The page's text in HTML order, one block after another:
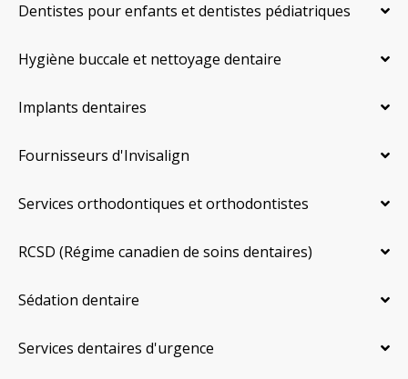
Dentistes pour enfants et dentistes pédiatriques
Hygiène buccale et nettoyage dentaire
Implants dentaires
Fournisseurs d'Invisalign
Services orthodontiques et orthodontistes
RCSD (Régime canadien de soins dentaires)
Sédation dentaire
Services dentaires d'urgence